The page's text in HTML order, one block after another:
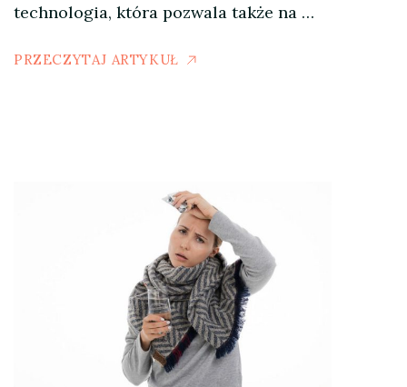
technologia, która pozwala także na …
PRZECZYTAJ ARTYKUŁ